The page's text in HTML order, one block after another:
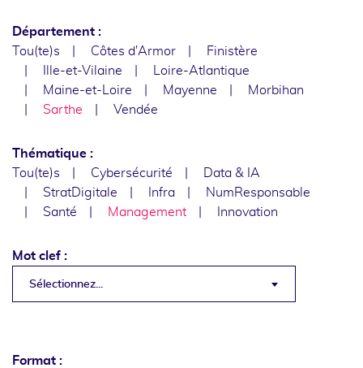
Département :
Tou(te)s
Côtes d'Armor
Finistère
Ille-et-Vilaine
Loire-Atlantique
Maine-et-Loire
Mayenne
Morbihan
Sarthe
Vendée
Thématique :
Tou(te)s
Cybersécurité
Data & IA
StratDigitale
Infra
NumResponsable
Santé
Management Innovation
Mot clef :
Sélectionnez...
Format :